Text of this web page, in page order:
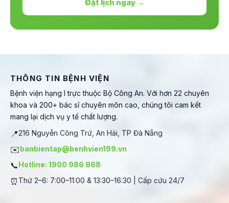
Đặt lịch ngay →
THÔNG TIN BỆNH VIỆN
Bệnh viện hạng I trực thuộc Bộ Công An. Với hơn 22 chuyên
khoa và 200+ bác sĩ chuyên môn cao, chúng tôi cam kết
mang lại dịch vụ y tế chất lượng.
📍216 Nguyễn Công Trứ, An Hải, TP Đà Nẵng
✉️banbientap@benhvien199.vn
📞Hotline: 1900 986 868
⏰ Thứ 2–6: 7:00–11:00 & 13:30–16:30 | Cấp cứu 24/7